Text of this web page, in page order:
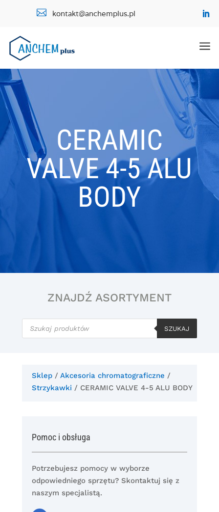
 kontakt@anchemplus.pl
a
CERAMIC
VALVE 4-5 ALU
BODY
ZNAJDŹ ASORTYMENT
Wyszukiwarka
produktów
SZUKAJ
Sklep/ Akcesoria chromatograficzne /
Strzykawki / CERAMIC VALVE 4-5 ALU BODY
Pomoc i obsługa
Potrzebujesz pomocy w wyborze
odpowiedniego sprzętu? Skontaktuj się z
naszym specjalistą.